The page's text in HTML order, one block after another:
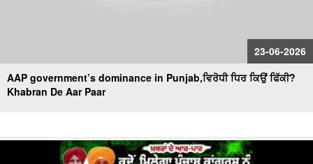
23-06-2026
AAP government’s dominance in Punjab,ਵਿਰੋਧੀ ਧਿਰ ਕਿਉਂ ਫਿੱਕੀ?
Khabran De Aar Paar